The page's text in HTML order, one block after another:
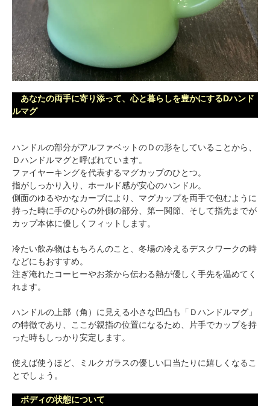
あなたの両手に寄り添って、心と暮らしを豊かにするDハンド
ルマグ
ハンドルの部分がアルファベットのＤの形をしていることから、
Ｄハンドルマグと呼ばれています。
ファイヤーキングを代表するマグカップのひとつ。
指がしっかり入り、ホールド感が安心のハンドル。
側面のゆるやかなカーブにより、マグカップを両手で包むように
持った時に手のひらの外側の部分、第一関節、そして指先までが
カップ本体に優しくフィットします。
冷たい飲み物はもちろんのこと、冬場の冷えるデスクワークの時
などにもおすすめ。
注ぎ淹れたコーヒーやお茶から伝わる熱が優しく手先を温めてく
れます。
ハンドルの上部（角）に見える小さな凹凸も「Ｄハンドルマグ」
の特徴であり、ここが親指の位置になるため、片手でカップを持
った時もしっかり安定します。
使えば使うほど、ミルクガラスの優しい口当たりに嬉しくなるこ
とでしょう。
ボディの状態について